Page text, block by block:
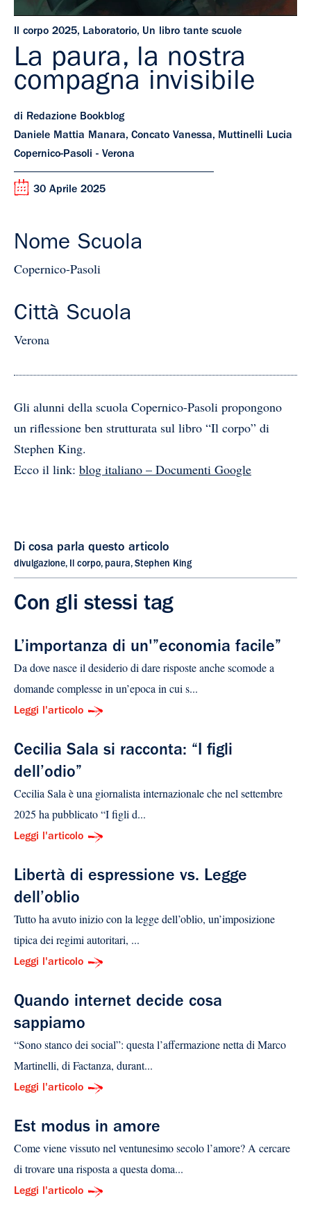
Il corpo 2025, Laboratorio, Un libro tante scuole
La paura, la nostra
compagna invisibile
di Redazione Bookblog
Daniele Mattia Manara, Concato Vanessa, Muttinelli Lucia
Copernico-Pasoli - Verona
30 Aprile 2025
Nome Scuola
Copernico-Pasoli
Città Scuola
Verona
Gli alunni della scuola Copernico-Pasoli propongono
un riflessione ben strutturata sul libro “Il corpo” di
Stephen King.
Ecco il link: blog italiano – Documenti Google
Di cosa parla questo articolo
divulgazione, Il corpo, paura, Stephen King
Con gli stessi tag
L’importanza di un'”economia facile”
Da dove nasce il desiderio di dare risposte anche scomode a
domande complesse in un’epoca in cui s...
Leggi l'articolo
Cecilia Sala si racconta: “I figli
dell’odio”
Cecilia Sala è una giornalista internazionale che nel settembre
2025 ha pubblicato “I figli d...
Leggi l'articolo
Libertà di espressione vs. Legge
dell’oblio
Tutto ha avuto inizio con la legge dell’oblio, un’imposizione
tipica dei regimi autoritari, ...
Leggi l'articolo
Quando internet decide cosa
sappiamo
“Sono stanco dei social”: questa l’affermazione netta di Marco
Martinelli, di Factanza, durant...
Leggi l'articolo
Est modus in amore
Come viene vissuto nel ventunesimo secolo l’amore? A cercare
di trovare una risposta a questa doma...
Leggi l'articolo